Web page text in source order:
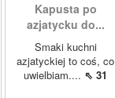
Kapusta po
azjatycku do...
Smaki kuchni
azjatyckiej to coś, co
uwielbiam.... ⇖ 31